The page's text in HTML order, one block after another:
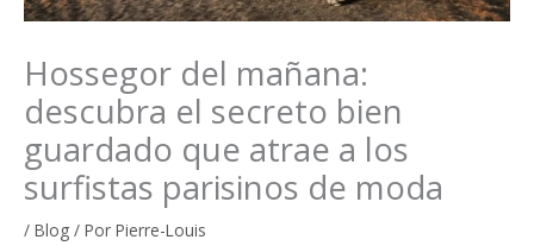
Hossegor del mañana:
descubra el secreto bien
guardado que atrae a los
surfistas parisinos de moda
/ Blog / Por Pierre-Louis